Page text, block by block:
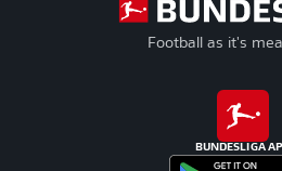
Football as it's
BUNDESLIGA